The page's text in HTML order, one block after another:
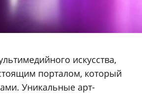
искусства,
порталом, который
Уникальные арт-